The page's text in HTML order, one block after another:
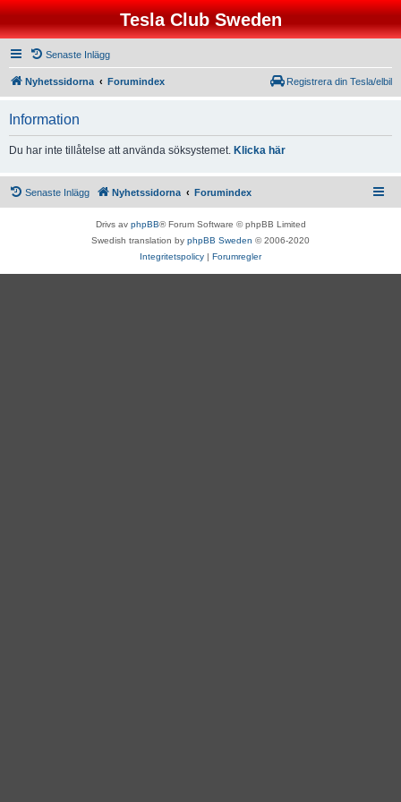
Tesla Club Sweden
Senaste Inlägg
Nyhetssidorna Forumindex Registrera din Tesla/elbil
Information
Du har inte tillåtelse att använda söksystemet. Klicka här
Senaste Inlägg Nyhetssidorna Forumindex
Drivs av phpBB® Forum Software © phpBB Limited
Swedish translation by phpBB Sweden © 2006-2020
Integritetspolicy | Forumregler